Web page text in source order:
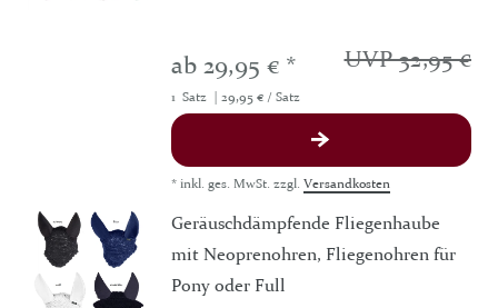
UVP 32,95 €
ab 29,95 € *
1 Satz | 29,95 € / Satz
* inkl. ges. MwSt. zzgl. Versandkosten
Geräuschdämpfende Fliegenhaube
mit Neoprenohren, Fliegenohren für
Pony oder Full